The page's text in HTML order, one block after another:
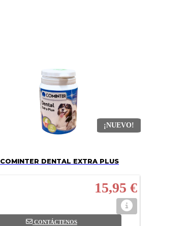
¡NUEVO!
COMINTER DENTAL EXTRA PLUS
15,95 €
CONTÁCTENOS